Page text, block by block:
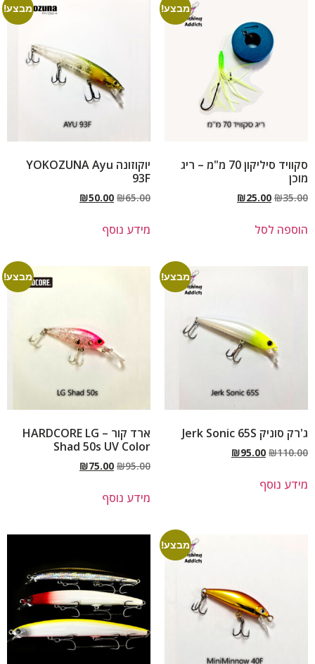
מבצע!
סקוויד סיליקון 70 מ"מ – ריג
מוכן
₪35.00
₪25.00
הוספה לסל
מבצע!
יוקוזונה YOKOZUNA Ayu
93F
₪65.00
₪50.00
מידע נוסף
מבצע!
ג'רק סוניק Jerk Sonic 65S
₪110.00
₪95.00
מידע נוסף
מבצע!
ארד קור – HARDCORE LG
Shad 50s UV Color
₪95.00
₪75.00
מידע נוסף
מבצע!